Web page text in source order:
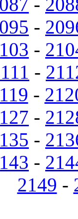
-
-
-
-
-
-
-
2149 -